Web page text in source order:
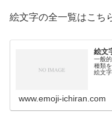
絵文字の全一覧はこち
絵文
一般
種類
絵文
www.emoji-ichiran.com